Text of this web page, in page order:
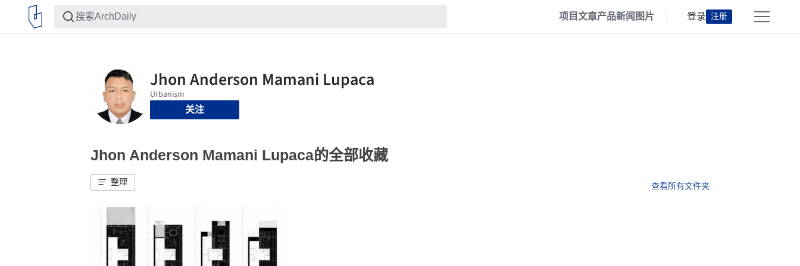
项目文章产品新闻 图片 登录 注册
关注
Jhon Anderson Mamani Lupaca的全部收藏
整理 查看所有文件夹